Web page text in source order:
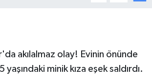
akılalmaz olay! Evinin önünde
minik kıza eşek saldırdı.